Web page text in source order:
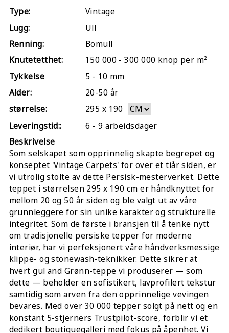
Type:
Vintage
Lugg:
Ull
Renning:
Bomull
Knutetetthet:
150 000 - 300 000 knop per m²
Tykkelse
5 - 10 mm
Alder:
20-50 år
størrelse:
295 x 190
Leveringstid::
6 - 9 arbeidsdager
Beskrivelse
Som selskapet som opprinnelig skapte begrepet og
konseptet 'Vintage Carpets' for over et tiår siden, er
vi utrolig stolte av dette Persisk-mesterverket. Dette
teppet i størrelsen 295 x 190 cm er håndknyttet for
mellom 20 og 50 år siden og ble valgt ut av våre
grunnleggere for sin unike karakter og strukturelle
integritet. Som de første i bransjen til å tenke nytt
om tradisjonelle persiske tepper for moderne
interiør, har vi perfeksjonert våre håndverksmessige
klippe- og stonewash-teknikker. Dette sikrer at
hvert gul and Grønn-teppe vi produserer — som
dette — beholder en sofistikert, lavprofilert tekstur
samtidig som arven fra den opprinnelige vevingen
bevares. Med over 30 000 tepper solgt på nett og en
konstant 5-stjerners Trustpilot-score, forblir vi et
dedikert boutiquegalleri med fokus på åpenhet. Vi